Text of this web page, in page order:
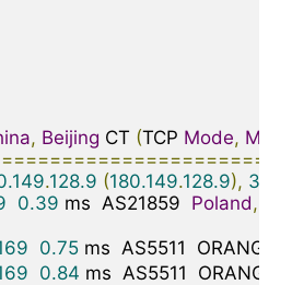
, Beijing CT (TCP Mode, Max
.128.9 (180.149.128.9), 30
0.39 ms  AS21859 Poland,
0.75 ms  AS5511  ORANGE
0.84 ms  AS5511  ORANGE